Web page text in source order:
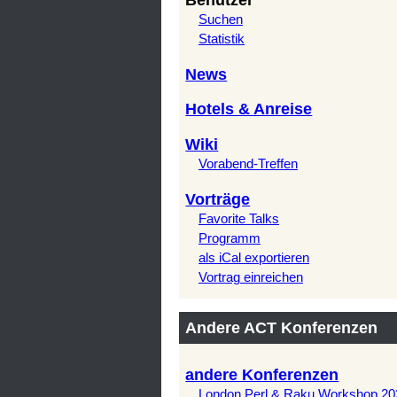
Suchen
Statistik
News
Hotels & Anreise
Wiki
Vorabend-Treffen
Vorträge
Favorite Talks
Programm
als iCal exportieren
Vortrag einreichen
Andere ACT Konferenzen
andere Konferenzen